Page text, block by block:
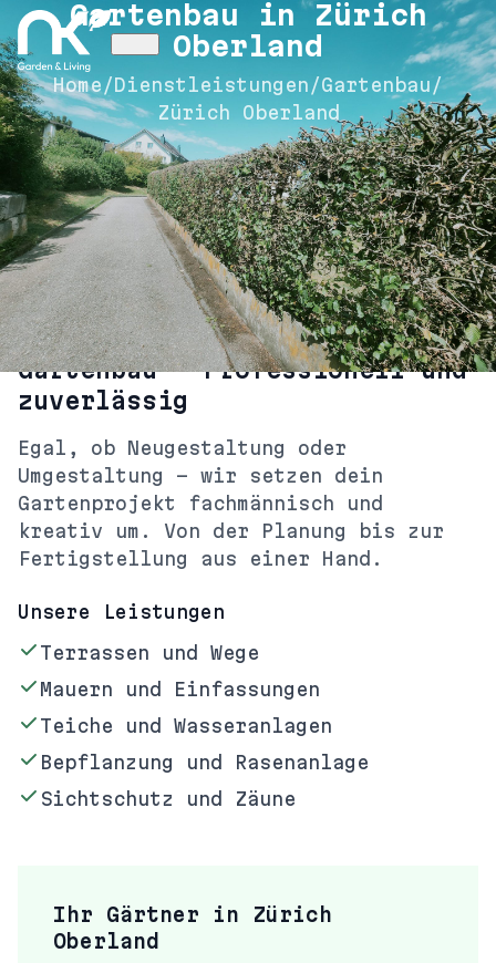
Gartenbau in Zürich
Oberland
Home /Dienstleistungen /Gartenbau /
Zürich Oberland
Gartenbau– Professionell und
zuverlässig
Egal, ob Neugestaltung oder
Umgestaltung – wir setzen dein
Gartenprojekt fachmännisch und
kreativ um. Von der Planung bis zur
Fertigstellung aus einer Hand.
Unsere Leistungen
Terrassen und Wege
Mauern und Einfassungen
Teiche und Wasseranlagen
Bepflanzung und Rasenanlage
Sichtschutz und Zäune
Ihr Gärtner in Zürich
Oberland